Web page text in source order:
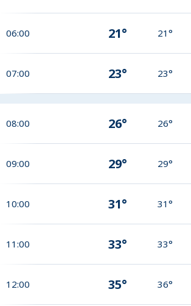
06:00 21° 21°
07:00 23° 23°
08:00 26° 26°
09:00 29° 29°
10:00 31° 31°
11:00 33° 33°
12:00 35° 36°